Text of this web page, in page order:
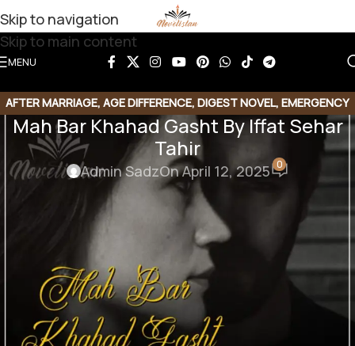
Skip to navigation
Skip to main content
MENU
AFTER MARRIAGE, AGE DIFFERENCE, DIGEST NOVEL, EMERGENCY
NIKKAH,RUDE HERO BASED,SOCIAL ROMANTIC NOVEL
Mah Bar Khahad Gasht By Iffat Sehar
Tahir
Admin SadzOn April 12, 2025 0
Mah Bar Khahad Gasht By Iffat
Sehar Tahir
After marraige | Age difference based | Emergency
nikkah based | Rude hero based